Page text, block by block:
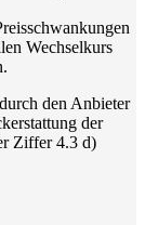
Wechselkurs
den Anbieter
der
Ziffer 4.3 d)